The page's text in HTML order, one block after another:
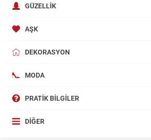
GÜZELLIK
AŞK
DEKORASYON
MODA
PRATIK BILGILER
DIĞER